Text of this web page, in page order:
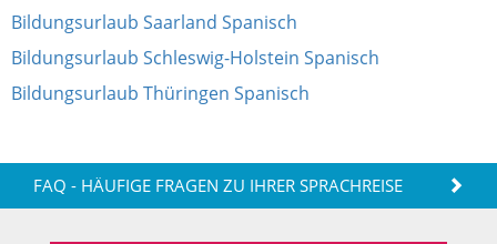
Bildungsurlaub Saarland Spanisch
Bildungsurlaub Schleswig-Holstein Spanisch
Bildungsurlaub Thüringen Spanisch
FAQ - HÄUFIGE FRAGEN ZU IHRER SPRACHREISE